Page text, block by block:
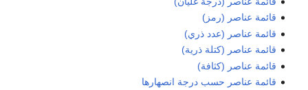
قائمة عناصر (رمز)
قائمة عناصر (عدد ذري)
قائمة عناصر (كتلة ذرية)
قائمة عناصر (كثافة)
قائمة عناصر حسب درجة انصهارها